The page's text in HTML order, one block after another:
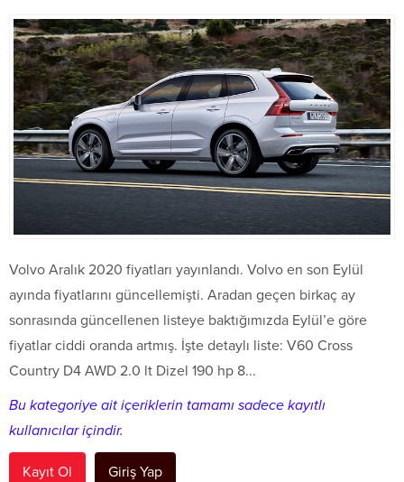
Volvo Aralık 2020 fiyatları yayınlandı. Volvo en son Eylül
ayında fiyatlarını güncellemişti. Aradan geçen birkaç ay
sonrasında güncellenen listeye baktığımızda Eylül’e göre
fiyatlar ciddi oranda artmış. İşte detaylı liste: V60 Cross
Country D4 AWD 2.0 lt Dizel 190 hp 8...
Bu kategoriye ait içeriklerin tamamı sadece kayıtlı
kullanıcılar içindir.
Kayıt Ol Giriş Yap